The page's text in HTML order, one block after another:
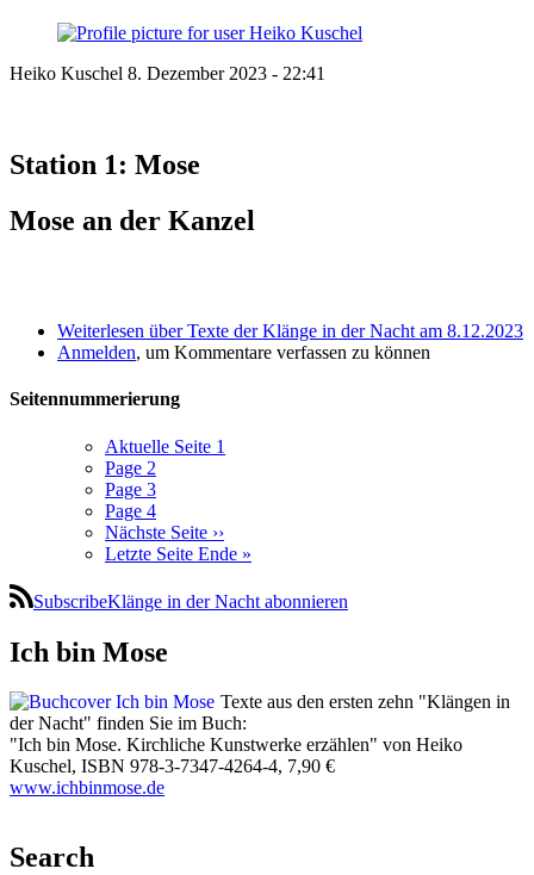
Heiko Kuschel 8. Dezember 2023 - 22:41
Station 1: Mose
Mose an der Kanzel
Weiterlesen über Texte der Klänge in der Nacht am 8.12.2023
Anmelden, um Kommentare verfassen zu können
Seitennummerierung
Aktuelle Seite 1
Page 2
Page 3
Page 4
Nächste Seite ››
Letzte Seite Ende »
SubscribeKlänge in der Nacht abonnieren
Ich bin Mose
Texte aus den ersten zehn "Klängen in
der Nacht" finden Sie im Buch:
"Ich bin Mose. Kirchliche Kunstwerke erzählen" von Heiko
Kuschel, ISBN 978-3-7347-4264-4, 7,90 €
​www.ichbinmose.de
Search